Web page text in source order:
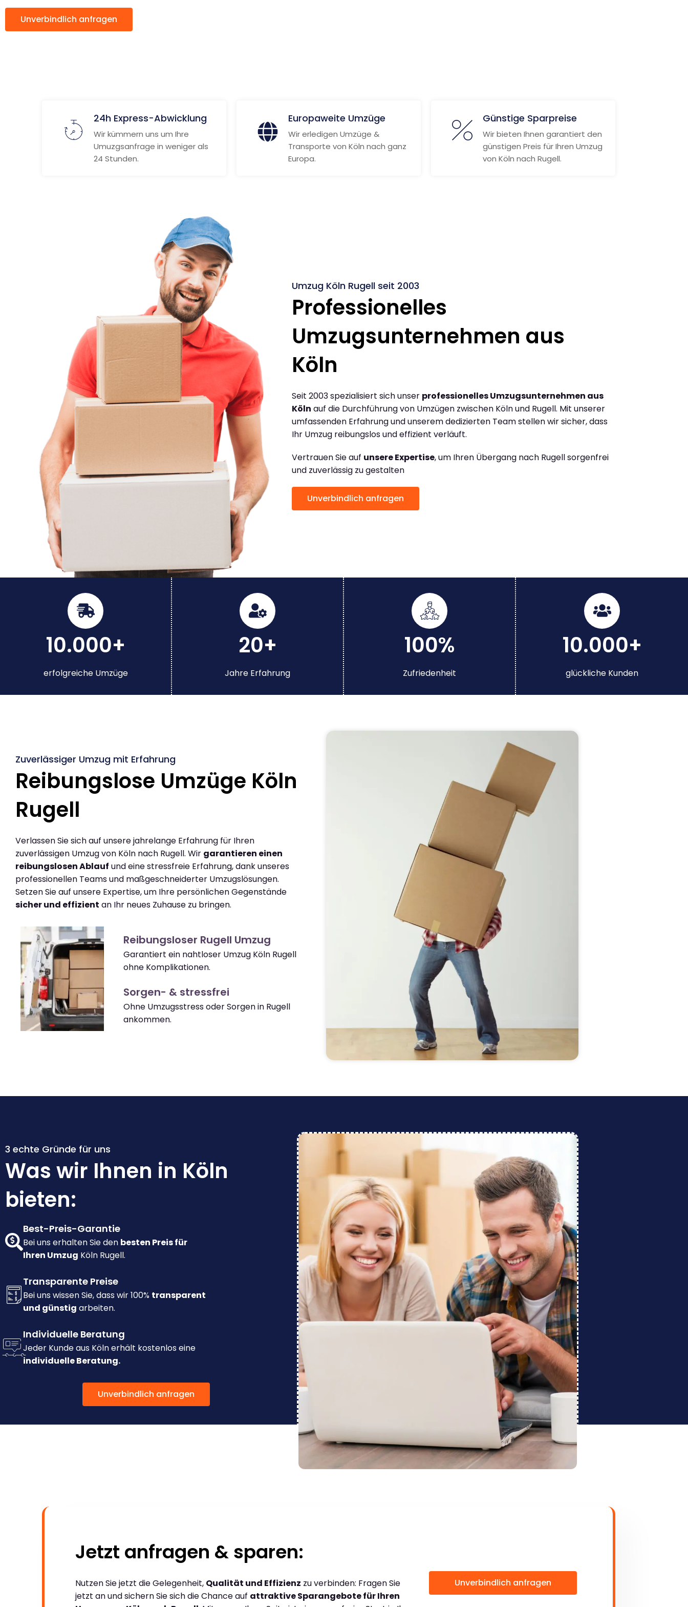
Unverbindlich anfragen
24h Express-Abwicklung
Wir kümmern uns um Ihre
Umuzgsanfrage in weniger als
24 Stunden.
Europaweite Umzüge
Wir erledigen Umzüge &
Transporte von Köln nach ganz
Europa.
Günstige Sparpreise
Wir bieten Ihnen garantiert den
günstigen Preis für Ihren Umzug
von Köln nach Rugell.
Umzug Köln Rugell seit 2003
Professionelles
Umzugsunternehmen aus
Köln
Seit 2003 spezialisiert sich unser professionelles Umzugsunternehmen aus
Köln auf die Durchführung von Umzügen zwischen Köln und Rugell. Mit unserer
umfassenden Erfahrung und unserem dedizierten Team stellen wir sicher, dass
Ihr Umzug reibungslos und effizient verläuft.
Vertrauen Sie auf unsere Expertise, um Ihren Übergang nach Rugell sorgenfrei
und zuverlässig zu gestalten
Unverbindlich anfragen
10.000+
erfolgreiche Umzüge
20+
Jahre Erfahrung
100%
Zufriedenheit
10.000+
glückliche Kunden
Zuverlässiger Umzug mit Erfahrung
Reibungslose Umzüge Köln
Rugell
Verlassen Sie sich auf unsere jahrelange Erfahrung für Ihren
zuverlässigen Umzug von Köln nach Rugell. Wir garantieren einen
reibungslosen Ablauf und eine stressfreie Erfahrung, dank unseres
professionellen Teams und maßgeschneiderter Umzugslösungen.
Setzen Sie auf unsere Expertise, um Ihre persönlichen Gegenstände
sicher und effizient an Ihr neues Zuhause zu bringen.
Reibungsloser Rugell Umzug
Garantiert ein nahtloser Umzug Köln Rugell
ohne Komplikationen.
Sorgen- & stressfrei
Ohne Umzugsstress oder Sorgen in Rugell
ankommen.
3 echte Gründe für uns
Was wir Ihnen in Köln
bieten:
Best-Preis-Garantie
Bei uns erhalten Sie den besten Preis für
Ihren Umzug Köln Rugell.
Transparente Preise
Bei uns wissen Sie, dass wir 100% transparent
und günstig arbeiten.
Individuelle Beratung
Jeder Kunde aus Köln erhält kostenlos eine
individuelle Beratung.
Unverbindlich anfragen
Jetzt anfragen & sparen:
Nutzen Sie jetzt die Gelegenheit, Qualität und Effizienz zu verbinden: Fragen Sie
jetzt an und sichern Sie sich die Chance auf attraktive Sparangebote für Ihren
Unverbindlich anfragen